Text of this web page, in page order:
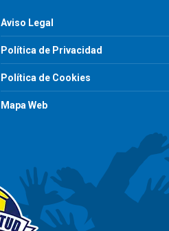
Aviso Legal
Política de Privacidad
Política de Cookies
Mapa Web